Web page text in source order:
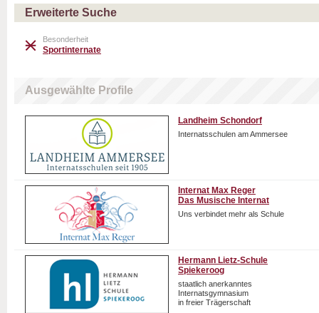
Erweiterte Suche
Besonderheit
Sportinternate
Ausgewählte Profile
Landheim Schondorf
Internatsschulen am Ammersee
Internat Max Reger
Das Musische Internat
Uns verbindet mehr als Schule
Hermann Lietz-Schule
Spiekeroog
staatlich anerkanntes
Internatsgymnasium
in freier Trägerschaft